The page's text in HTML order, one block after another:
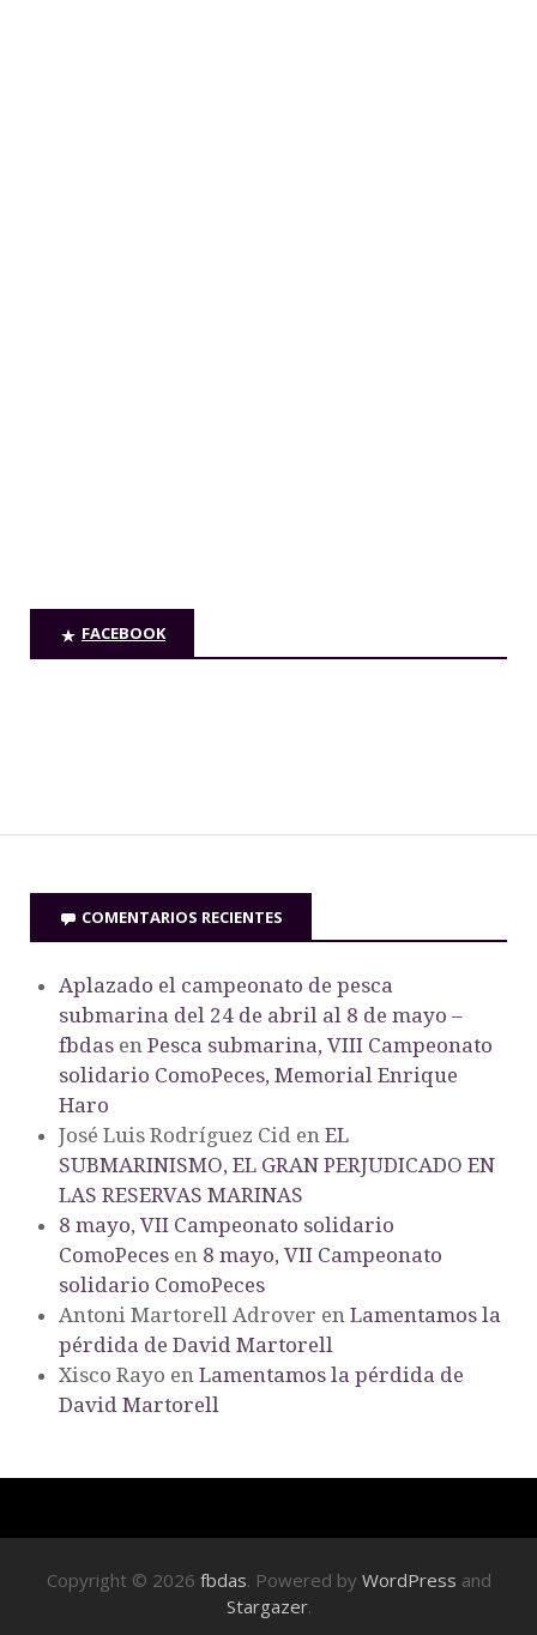
FACEBOOK
COMENTARIOS RECIENTES
Aplazado el campeonato de pesca
submarina del 24 de abril al 8 de mayo –
fbdas en Pesca submarina, VIII Campeonato
solidario ComoPeces, Memorial Enrique
Haro
José Luis Rodríguez Cid en EL
SUBMARINISMO, EL GRAN PERJUDICADO EN
LAS RESERVAS MARINAS
8 mayo, VII Campeonato solidario
ComoPeces en 8 mayo, VII Campeonato
solidario ComoPeces
Antoni Martorell Adrover en Lamentamos la
pérdida de David Martorell
Xisco Rayo en Lamentamos la pérdida de
David Martorell
Copyright © 2026 fbdas. Powered by WordPress and
Stargazer.